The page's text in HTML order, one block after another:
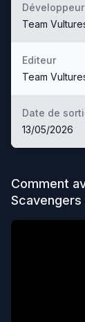
Développeur
Team
Editeur
Team
Date de
13/05/2026
Comment